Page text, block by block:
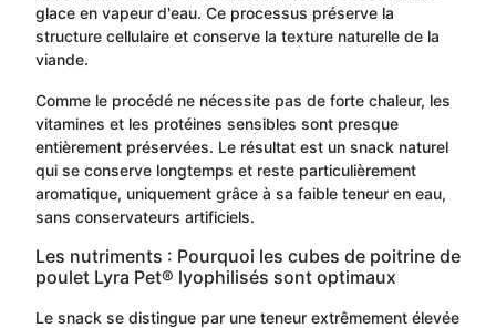
glace en vapeur d'eau. Ce processus préserve la
structure cellulaire et conserve la texture naturelle de la
viande.
Comme le procédé ne nécessite pas de forte chaleur, les
vitamines et les protéines sensibles sont presque
entièrement préservées. Le résultat est un snack naturel
qui se conserve longtemps et reste particulièrement
aromatique, uniquement grâce à sa faible teneur en eau,
sans conservateurs artificiels.
Les nutriments : Pourquoi les cubes de poitrine de
poulet Lyra Pet® lyophilisés sont optimaux
Le snack se distingue par une teneur extrêmement élevée